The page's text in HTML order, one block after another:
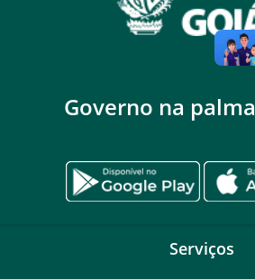
Governo na
Serviços